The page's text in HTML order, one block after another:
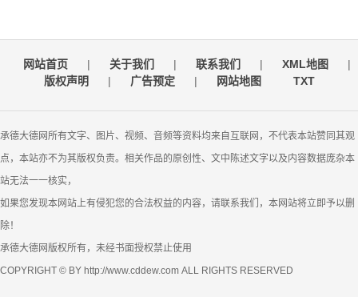
网站首页 | 关于我们 | 联系我们 | XML地图
|
版权声明
| 广告预定 | 网站地图 TXT
承德大德网所有文字、图片、视频、音频等资料均来自互联网，不代表本站赞同其观
点，本站亦不为其版权负责。相关作品的原创性、文中陈述文字以及内容数据庞杂本
站无法一一核实，
如果您发现本网站上有侵犯您的合法权益的内容，请联系我们，本网站将立即予以删
除！
承德大德网版权所有，未经书面授权禁止使用
COPYRIGHT © BY http://www.cddew.com ALL RIGHTS RESERVED